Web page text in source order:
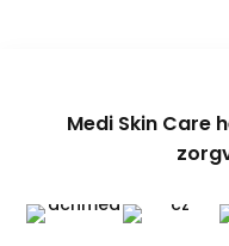
Medi Skin Care